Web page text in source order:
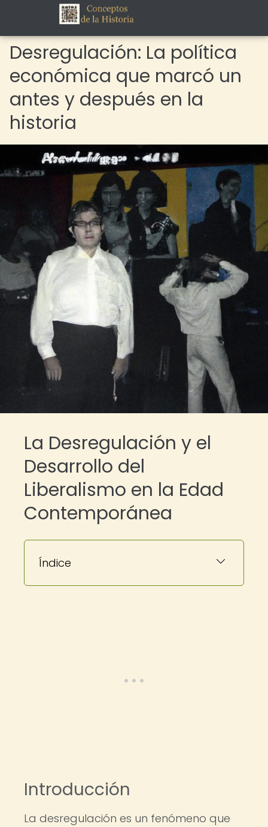
Desregulación: La política
económica que marcó un
antes y después en la
historia
La Desregulación y el
Desarrollo del
Liberalismo en la Edad
Contemporánea
Índice
Introducción
La desregulación es un fenómeno que